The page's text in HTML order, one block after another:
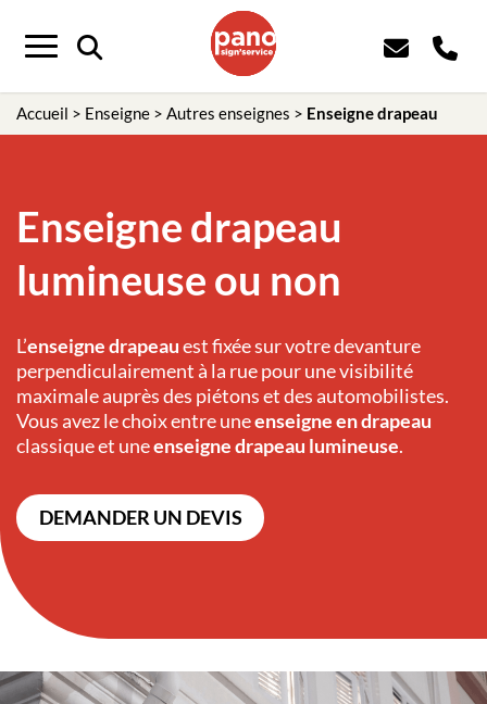
Menu
Accueil > Enseigne > Autres enseignes > Enseigne drapeau
Enseigne drapeau
lumineuse ou non
L’enseigne drapeauest fixée sur votre devanture
perpendiculairement à la rue pour une visibilité
maximale auprès des piétons et des automobilistes.
Vous avez le choix entre uneenseigne en drapeau
classique et uneenseigne drapeau lumineuse.
DEMANDER UN DEVIS
Panneau de gestion des cookies